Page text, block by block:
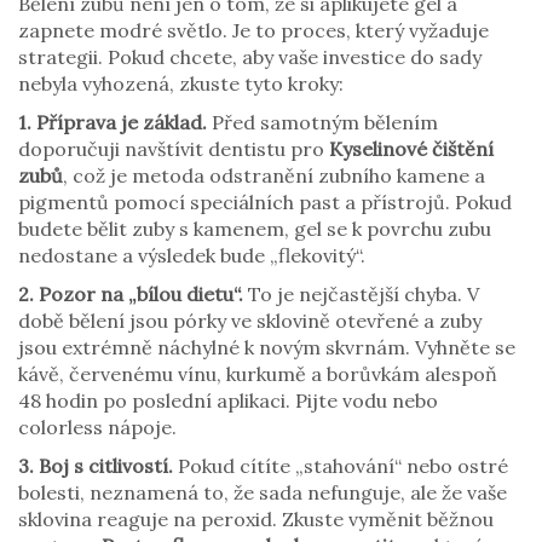
zapnete modré světlo. Je to proces, který vyžaduje
strategii. Pokud chcete, aby vaše investice do sady
nebyla vyhozená, zkuste tyto kroky:
1. Příprava je základ. Před samotným bělením
doporučuji navštívit dentistu pro Kyselinové čištění
zubů, což je metoda odstranění zubního kamene a
pigmentů pomocí speciálních past a přístrojů. Pokud
budete bělit zuby s kamenem, gel se k povrchu zubu
nedostane a výsledek bude „flekovitý“.
2. Pozor na „bílou dietu“. To je nejčastější chyba. V
době bělení jsou pórky ve sklovině otevřené a zuby
jsou extrémně náchylné k novým skvrnám. Vyhněte se
kávě, červenému vínu, kurkumě a borůvkám alespoň
48 hodin po poslední aplikaci. Pijte vodu nebo
colorless nápoje.
3. Boj s citlivostí. Pokud cítíte „stahování“ nebo ostré
bolesti, neznamená to, že sada nefunguje, ale že vaše
sklovina reaguje na peroxid. Zkuste vyměnit běžnou